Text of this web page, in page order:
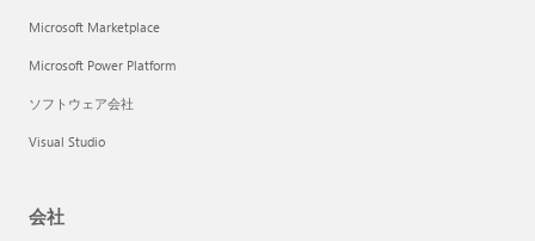
Microsoft Marketplace
Microsoft Power Platform
ソフトウェア会社
Visual Studio
会社